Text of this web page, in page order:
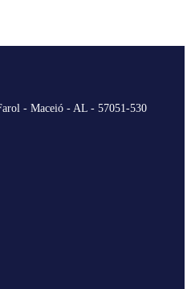
- Maceió - AL - 57051-530